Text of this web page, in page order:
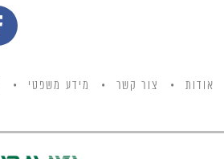
אודות צור קשר מידע משפטי